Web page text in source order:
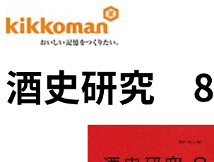
酒史研究 8